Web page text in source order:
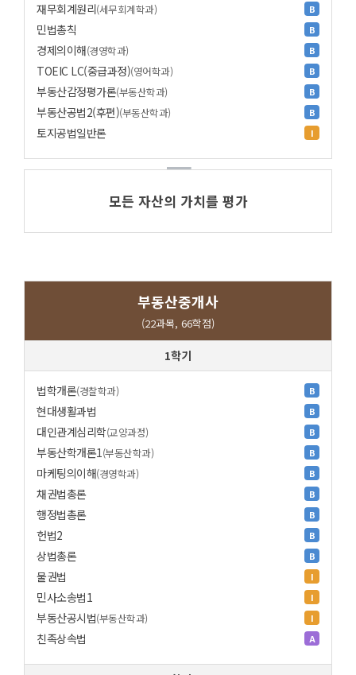
재무회계원리(세무회계학과) B
민법총칙 B
경제의이해(경영학과) B
TOEIC LC(중급과정)(영어학과) B
부동산감정평가론(부동산학과) B
부동산공법2(후편)(부동산학과) B
토지공법일반론 I
모든 자산의 가치를 평가
부동산중개사
(22과목, 66학점)
1학기
법학개론(경찰학과) B
현대생활과법 B
대인관계심리학(교양과정) B
부동산학개론1(부동산학과) B
마케팅의이해(경영학과) B
채권법총론 B
행정법총론 B
헌법2 B
상법총론 B
물권법 I
민사소송법1 I
부동산공시법(부동산학과) I
친족상속법 A